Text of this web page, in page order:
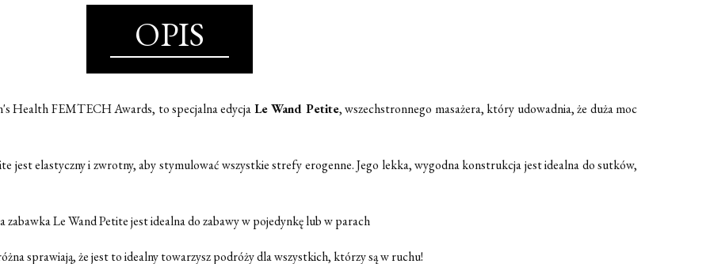
OPIS
Health FEMTECH Awards, to specjalna edycjaLe Wand Petite, wszechstronnego masażera, który udowadnia, że duża moc
jest elastyczny i zwrotny, aby stymulować wszystkie strefy erogenne. Jego lekka, wygodna konstrukcja jest idealna do sutków,
zabawka Le Wand Petite jest idealna do zabawy w pojedynkę lub w parach
sprawiają, że jest to idealny towarzysz podróży dla wszystkich, którzy są w ruchu!